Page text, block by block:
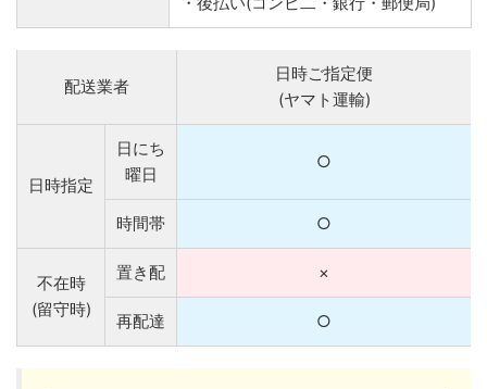
配送業者
日時ご指定便
(ヤマト運輸)
日時指定
日にち
曜日
○
時間帯 ○
不在時
(留守時)
置き配 ×
再配達 ○